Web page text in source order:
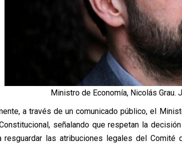
Ministro de Economía, Nicolás Grau.
a través de un comunicado público, el
señalando que respetan la
resguardar las atribuciones legales del